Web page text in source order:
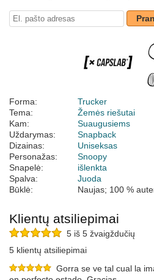
Forma:
Trucker
Tema:
Žemės riešutai
Kam:
Suaugusiems
Uždarymas:
Snapback
Dizainas:
Uniseksas
Personažas:
Snoopy
Snapelė:
išlenkta
Spalva:
Juoda
Būklė:
Naujas; 100 %
Klientų atsiliepimai
5 iš 5 žvaigždučių
5 klientų atsiliepimai
Gorra se ve tal cual la